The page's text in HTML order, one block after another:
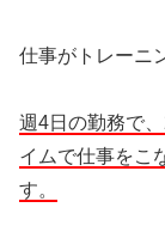
仕事がトレーニ
週4日の勤務で
イムで仕事をこ
す。